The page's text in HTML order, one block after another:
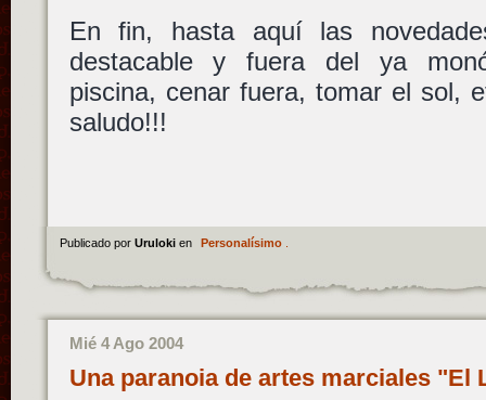
En fin, hasta aquí las
destacable y fuera del ya
piscina, cenar fuera, tomar el sol,
saludo!!!
Publicado por Uruloki en Personalísimo.
Mié 4 Ago 2004
Una paranoia de artes marciales